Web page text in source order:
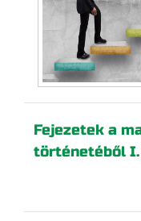
Fejezetek a
történetéből I.